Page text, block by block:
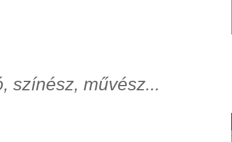
színész, művész...